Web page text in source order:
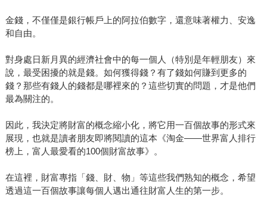
金錢，不僅僅是銀行帳戶上的阿拉伯數字，還意味著權力、安逸
和自由。
對身處日新月異的經濟社會中的每一個人（特別是年輕朋友）來
說，最受困擾的就是錢。如何獲得錢？有了錢如何賺到更多的
錢？那些有錢人的錢都是哪裡來的？這些切實的問題，才是他們
最為關注的。
因此，我決定將財富的概念縮小化，將它用一百個故事的形式來
展現，也就是讀者朋友即將閱讀的這本《淘金——世界富人排行
榜上，富人最愛看的100個財富故事》。
在這裡，財富專指「錢、財、物」等這些我們熟知的概念，希望
透過這一百個故事讓每個人邁出通往財富人生的第一步。